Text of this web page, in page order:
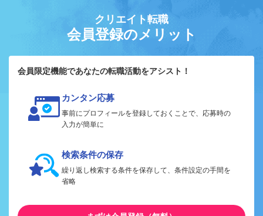
クリエイト転職
会員登録のメリット
会員限定機能であなたの転職活動をアシスト！
カンタン応募
事前にプロフィールを登録しておくことで、応募時の
入力が簡単に
検索条件の保存
繰り返し検索する条件を保存して、条件設定の手間を
省略